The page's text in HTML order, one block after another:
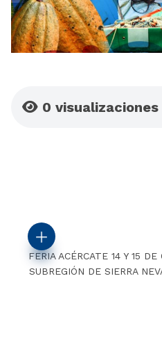
0 visualizaciones
FERIA ACÉRCATE 14 Y 15
SUBREGIÓN DE SIERRA